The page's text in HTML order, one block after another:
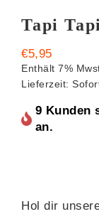
Tapi
€5,95
Enthält 7%
Lieferzeit:
9 Kunden
an.
Hol dir